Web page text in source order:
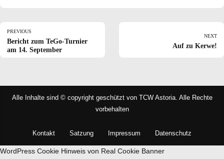
PREVIOUS
Bericht zum TeGo-Turnier
am 14. September
NEXT
Auf zu Kerwe!
Alle Inhalte sind © copyright geschützt von TCW Astoria. Alle Rechte
vorbehalten
Kontakt Satzung Impressum Datenschutz
WordPress Cookie Hinweis von Real Cookie Banner